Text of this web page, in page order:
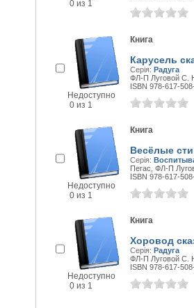
0 из 1
Недоступно
0 из 1
Книга
Карусель
Серія: Радуга
ФЛ-П Луговой С.
ISBN 978-617-
Недоступно
0 из 1
Книга
Весёлые
Серія:
Пегас, ФЛ-П
ISBN 978-617-
Недоступно
0 из 1
Книга
Хоровод
Серія: Радуга
ФЛ-П Луговой С.
ISBN 978-617-